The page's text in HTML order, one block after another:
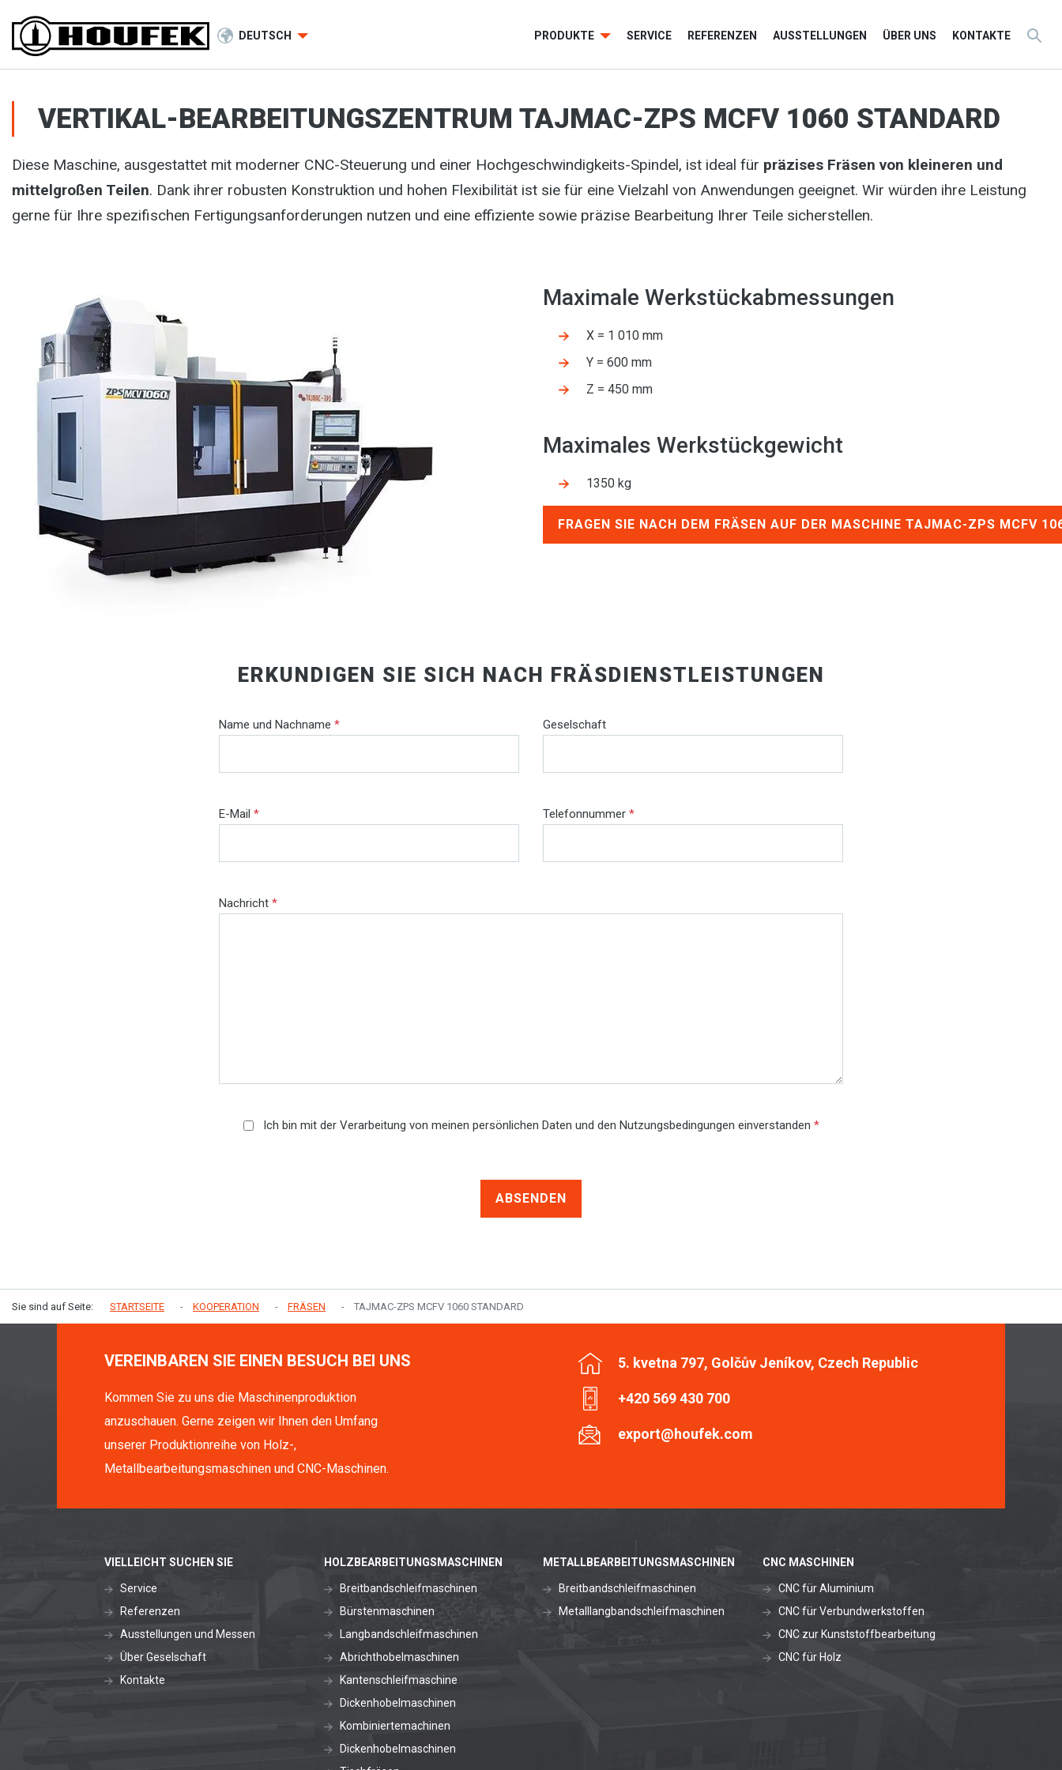
DEUTSCH PRODUKTE SERVICE REFERENZEN AUSSTELLUNGEN ÜBER UNS KONTAKTE
VERTIKAL-BEARBEITUNGSZENTRUM TAJMAC-ZPS MCFV 1060 STANDARD
Diese Maschine, ausgestattet mit moderner CNC-Steuerung und einer Hochgeschwindigkeits-Spindel, ist ideal für präzises Fräsen von kleineren und
mittelgroßen Teilen. Dank ihrer robusten Konstruktion und hohen Flexibilität ist sie für eine Vielzahl von Anwendungen geeignet. Wir würden ihre Leistung
gerne für Ihre spezifischen Fertigungsanforderungen nutzen und eine effiziente sowie präzise Bearbeitung Ihrer Teile sicherstellen.
Maximale Werkstückabmessungen
X = 1 010 mm
Y = 600 mm
Z = 450 mm
Maximales Werkstückgewicht
1350 kg
FRAGEN SIE NACH DEM FRÄSEN AUF DER MASCHINE TAJMAC-ZPS MCFV
ERKUNDIGEN SIE SICH NACH FRÄSDIENSTLEISTUNGEN
Name und Nachname * Geselschaft
E-Mail * Telefonnummer *
Nachricht *
Ich bin mit der Verarbeitung von meinen persönlichen Daten und den Nutzungsbedingungen einverstanden *
ABSENDEN
Sie sind auf Seite: STARTSEITE KOOPERATION FRÄSEN TAJMAC-ZPS MCFV 1060 STANDARD
VEREINBAREN SIE EINEN BESUCH BEI UNS
Kommen Sie zu uns die Maschinenproduktion
anzuschauen. Gerne zeigen wir Ihnen den Umfang
unserer Produktionreihe von Holz-,
Metallbearbeitungsmaschinen und CNC-Maschinen.
5. kvetna 797, Golčův Jeníkov, Czech Republic
+420 569 430 700
export@houfek.com
VIELLEICHT SUCHEN SIE
Service
Referenzen
Ausstellungen und Messen
Über Geselschaft
Kontakte
HOLZBEARBEITUNGSMASCHINEN
Breitbandschleifmaschinen
Bürstenmaschinen
Langbandschleifmaschinen
Abrichthobelmaschinen
Kantenschleifmaschine
Dickenhobelmaschinen
Kombiniertemachinen
Dickenhobelmaschinen
METALLBEARBEITUNGSMASCHINEN
Breitbandschleifmaschinen
Metalllangbandschleifmaschinen
CNC MASCHINEN
CNC für Aluminium
CNC für Verbundwerkstoffen
CNC zur Kunststoffbearbeitung
CNC für Holz